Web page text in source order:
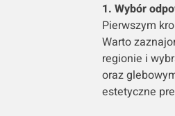
1. Wybór
Pierwszym
Warto
regionie i
oraz
estetyczne